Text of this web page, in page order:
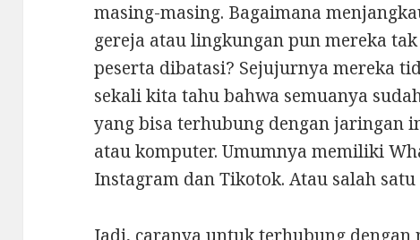
masing-masing. Bagaimana
gereja atau lingkungan pun mereka
peserta dibatasi? Sejujurnya mereka
sekali kita tahu bahwa semuanya
yang bisa terhubung dengan jaringan
atau komputer. Umumnya memiliki
Instagram dan Tikotok. Atau salah